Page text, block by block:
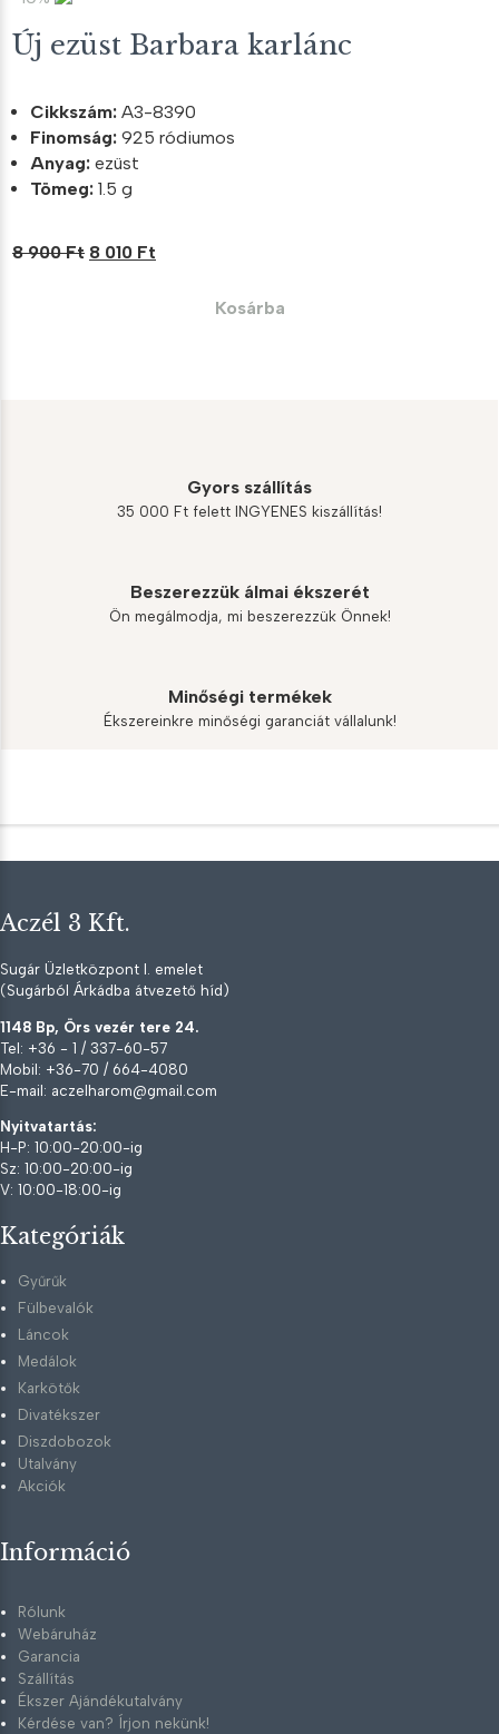
Új ezüst Barbara karlánc
Cikkszám: A3-8390
Finomság: 925 ródiumos
Anyag: ezüst
Tömeg: 1.5 g
8 900Ft Original
8 010 Ft
Kosárba
Gyors szállítás
35 000 Ft felett INGYENES kiszállítás!
Beszerezzük álmai ékszerét
Ön megálmodja, mi beszerezzük Önnek!
Minőségi termékek
Ékszereinkre minőségi garanciát vállalunk!
Aczél 3 Kft.
Sugár Üzletközpont I. emelet
(Sugárból Árkádba átvezető híd)
1148 Bp, Örs vezér tere 24.
Tel: +36 - 1 / 337-60-57
Mobil: +36-70 / 664-4080
E-mail: aczelharom@gmail.com
Nyitvatartás:
H-P: 10:00-20:00-ig
Sz: 10:00-20:00-ig
V: 10:00-18:00-ig
Kategóriák
Gyűrűk
Fülbevalók
Láncok
Medálok
Karkötők
Divatékszer
Diszdobozok
Utalvány
Akciók
Információ
Rólunk
Webáruház
Garancia
Szállítás
Ékszer Ajándékutalvány
Kérdése van? Írjon nekünk!